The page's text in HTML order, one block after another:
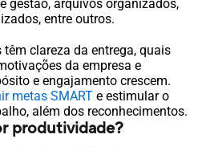
gestão, arquivos organizados,
entre outros.
clareza da entrega, quais
da empresa e
e engajamento crescem.
metas SMART e estimular o
além dos reconhecimentos.
produtividade?